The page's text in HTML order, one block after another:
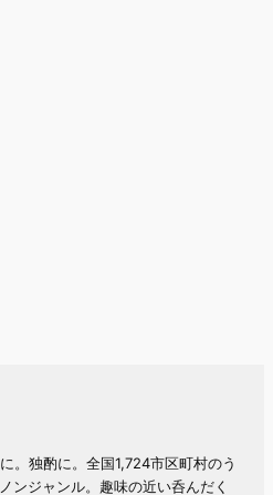
。独酌に。全国1,724市区町村のう
ンジャンル。趣味の近い呑んだく